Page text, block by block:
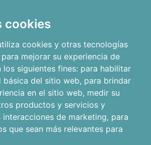
cookies
cookies y otras tecnologías
mejorar su experiencia de
los siguientes fines: para habilitar
básica del sitio web, para brindar
en el sitio web, medir su
productos y servicios y
interacciones de marketing, para
que sean más relevantes para